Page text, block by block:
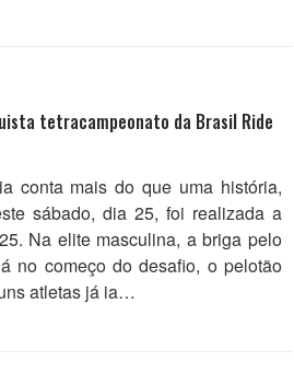
tetracampeonato da Brasil Ride
conta mais do que uma história,
sábado, dia 25, foi realizada a
Na elite masculina, a briga pelo
no começo do desafio, o pelotão
atletas já ia…